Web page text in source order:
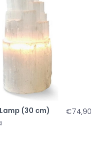
(30 cm)
€74,90